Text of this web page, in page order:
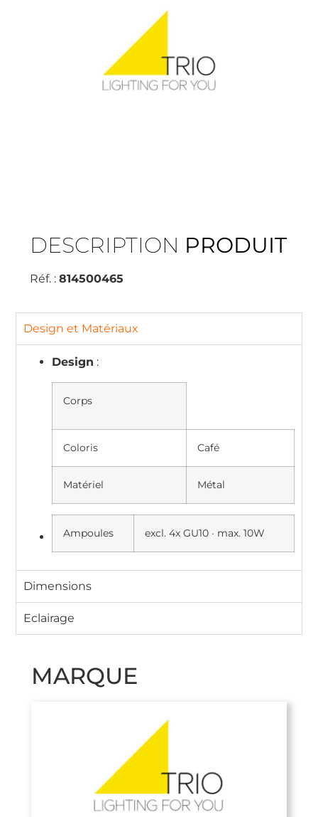
DESCRIPTION PRODUIT
Réf. : 814500465
Design et Matériaux
Design :
Corps
Coloris Café
Matériel Métal
Ampoules excl. 4x GU10 · max. 10W
Dimensions
Eclairage
MARQUE